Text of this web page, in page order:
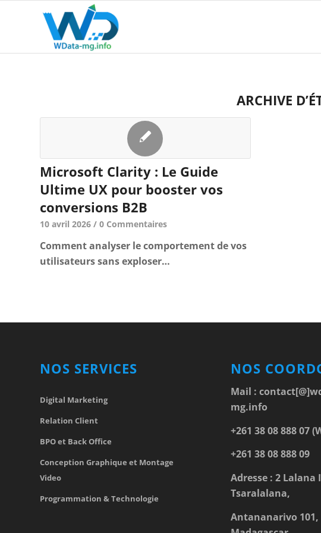
ARCHIVE
Microsoft Clarity : Le Guide
Ultime UX pour booster vos
conversions B2B
10 avril 2026 / 0 Commentaires
Comment analyser le comportement de vos
utilisateurs sans exploser…
NOS SERVICES
Digital Marketing
Relation Client
BPO et Back Office
Conception Graphique et Montage
Video
Programmation & Technologie
NOS
Mail :
mg.info
+261 38 08 888 07
+261 38 08 888 09
Adresse : 2 Lalana
Tsaralalana,
Antananarivo 101,